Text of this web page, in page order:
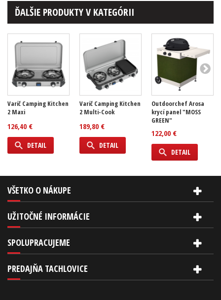
ĎALŠIE PRODUKTY V KATEGÓRII
Varič Camping Kitchen
2 Maxi
126,40 €
DETAIL
Varič Camping Kitchen
2 Multi-Cook
189,80 €
DETAIL
Outdoorchef Arosa
krycí panel "MOSS
GREEN"
122,00 €
DETAIL
VŠETKO O NÁKUPE
UŽITOČNÉ INFORMÁCIE
SPOLUPRACUJEME
PREDAJŇA TACHLOVICE